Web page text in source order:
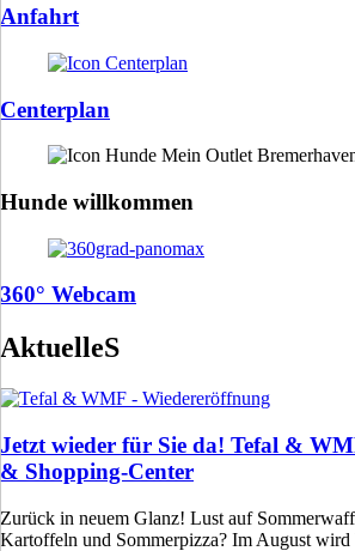
Anfahrt
Centerplan
Hunde willkommen
360° Webcam
AktuelleS
Jetzt wieder für Sie da! Tefal &
& Shopping-Center
Zurück in neuem Glanz! Lust auf
Kartoffeln und Sommerpizza? Im August